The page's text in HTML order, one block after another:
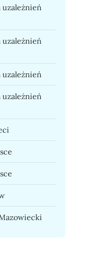
uzależnień
uzależnień
uzależnień
uzależnień